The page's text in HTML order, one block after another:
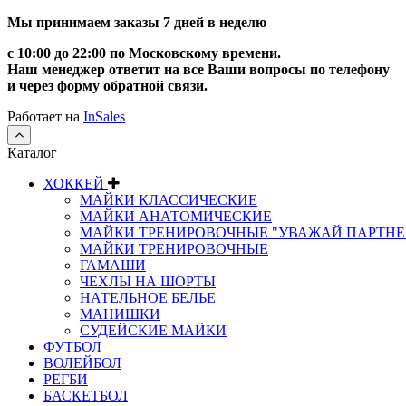
Мы принимаем заказы 7 дней в неделю
с 10:00 до 22:00 по Московскому времени.
Наш менеджер ответит на все Ваши вопросы по телефону
и через форму обратной связи.
Работает на InSales
Каталог
ХОККЕЙ
МАЙКИ КЛАССИЧЕСКИЕ
МАЙКИ АНАТОМИЧЕСКИЕ
МАЙКИ ТРЕНИРОВОЧНЫЕ "УВАЖАЙ
МАЙКИ ТРЕНИРОВОЧНЫЕ
ГАМАШИ
ЧЕХЛЫ НА ШОРТЫ
НАТЕЛЬНОЕ БЕЛЬЕ
МАНИШКИ
СУДЕЙСКИЕ МАЙКИ
ФУТБОЛ
ВОЛЕЙБОЛ
РЕГБИ
БАСКЕТБОЛ